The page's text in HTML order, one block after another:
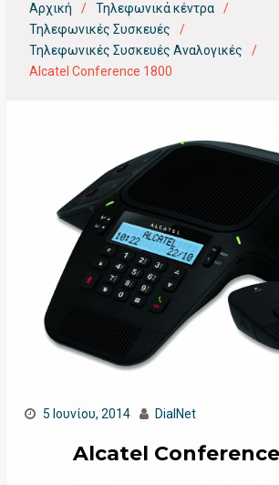
Αρχική
Τηλεφωνικά κέντρα
Τηλεφωνικές Συσκευές
Τηλεφωνικές Συσκευές Αναλογικές
Alcatel Conference 1800
5 Ιουνίου, 2014 DialNet
Alcatel